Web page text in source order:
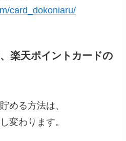
card_dokoniaru/
楽天ポイントカードの
める方法は、
変わります。